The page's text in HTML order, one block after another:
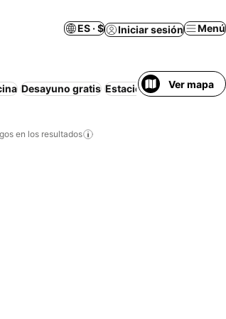
ES · $ Iniciar sesión Menú
Desayuno gratis Estacionamiento Playa
Ver mapa
en los resultados